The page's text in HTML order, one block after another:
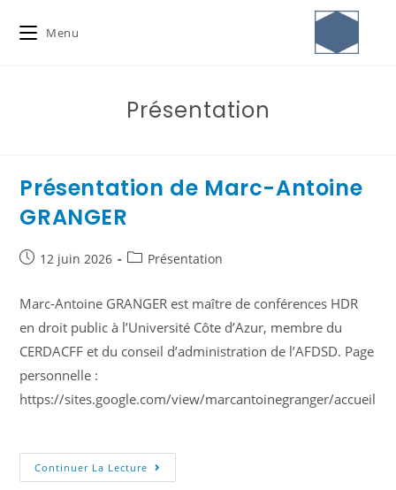
Menu
Présentation
Présentation de Marc-Antoine
GRANGER
12 juin 2026 Présentation
Marc-Antoine GRANGER est maître de conférences HDR
en droit public à l’Université Côte d’Azur, membre du
CERDACFF et du conseil d’administration de l’AFDSD. Page
personnelle :
https://sites.google.com/view/marcantoinegranger/accueil
Continuer La Lecture